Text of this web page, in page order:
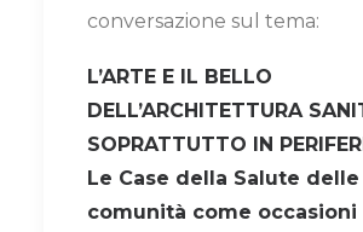
conversazione sul tema:
L’ARTE E IL BELLO
DELL’ARCHITETTURA
SOPRATTUTTO IN
Le Case della Salute delle
comunità come occasioni